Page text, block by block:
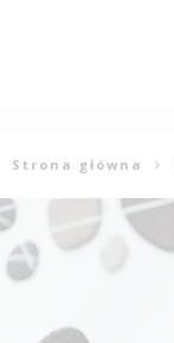
Strona główna